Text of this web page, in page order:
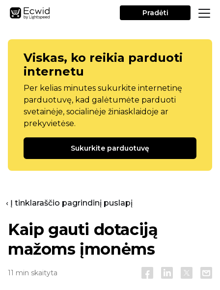
Pradėti
Viskas, ko reikia parduoti
internetu
Per kelias minutes sukurkite internetinę
parduotuvę, kad galėtumėte parduoti
svetainėje, socialinėje žiniasklaidoje ar
prekyvietėse.
Sukurkite parduotuvę
‹ Į tinklaraščio pagrindinį puslapį
Kaip gauti dotaciją
mažoms įmonėms
11 min skaityta